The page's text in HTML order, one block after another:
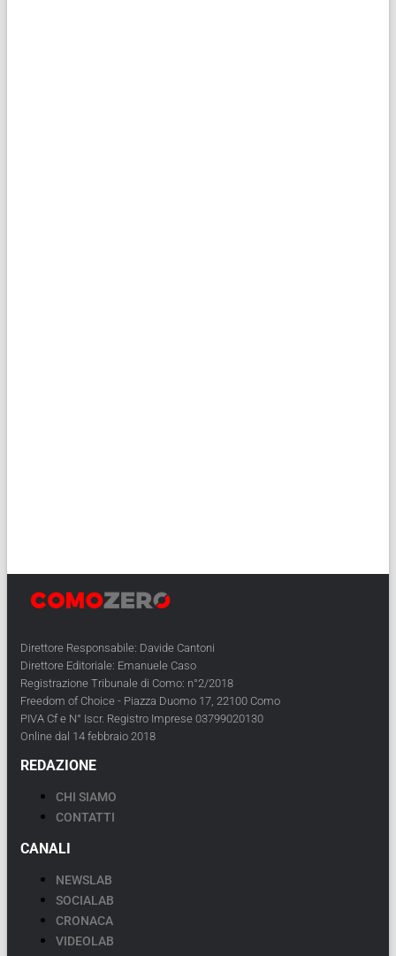
Direttore Responsabile: Davide Cantoni
Direttore Editoriale: Emanuele Caso
Registrazione Tribunale di Como: n°2/2018
Freedom of Choice - Piazza Duomo 17, 22100 Como
PIVA Cf e N° Iscr. Registro Imprese 03799020130
Online dal 14 febbraio 2018
REDAZIONE
CHI SIAMO
CONTATTI
CANALI
NEWSLAB
SOCIALAB
CRONACA
VIDEOLAB